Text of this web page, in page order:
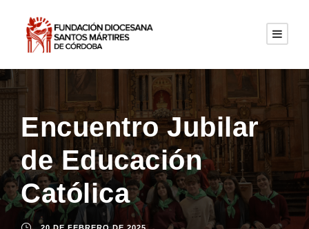
Encuentro Jubilar
de Educación
Católica